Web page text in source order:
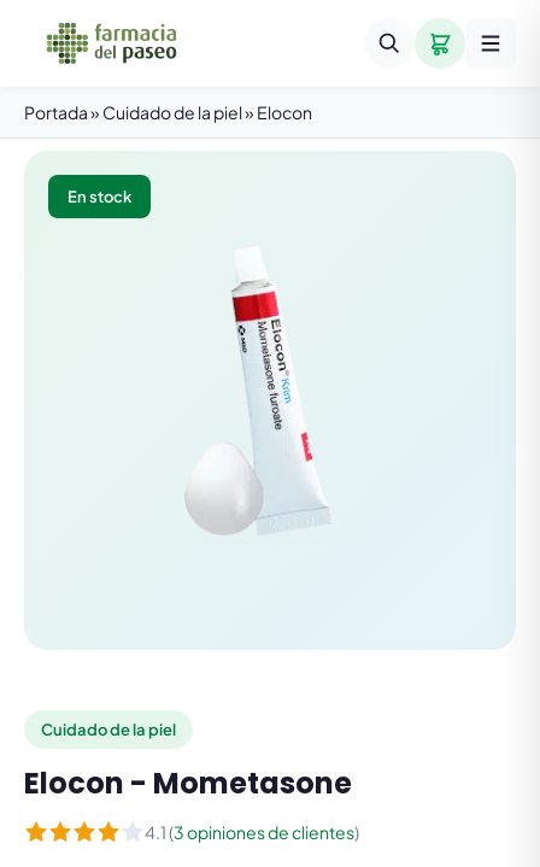
Portada» Cuidado de la piel» Elocon
En stock
Cuidado de la piel
Elocon - Mometasone
4.1 (3 opiniones de clientes)